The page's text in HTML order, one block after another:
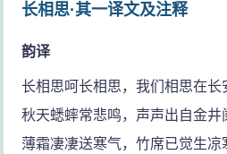
长相思·其一译文及注释
韵译
长相思呵长相思，我们相思在长
秋天蟋蟀常悲鸣，声声出自金井
薄霜凄凄送寒气，竹席已觉生凉